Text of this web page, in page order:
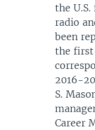
the
radio
been
the
2016-
S.
Career